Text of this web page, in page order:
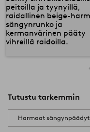
Tutustu tarkemmin
Harmaat sängynpäädyt